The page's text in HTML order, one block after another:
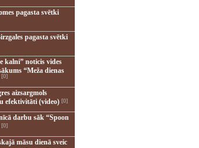
pagasta svētki
pagasta svētki
kalni” noticis vides
“Meža dienas
aizsargmols
efektivitāti (video)[0]
darbu sāk “Spoon
māsu dienā sveic